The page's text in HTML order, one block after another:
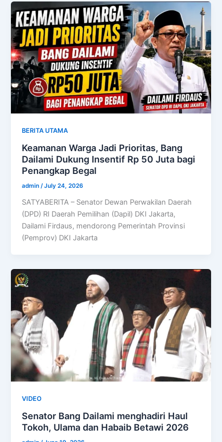
BERITA UTAMA
Keamanan Warga Jadi Prioritas, Bang
Dailami Dukung Insentif Rp 50 Juta bagi
Penangkap Begal
admin /July 24, 2026
SATYABERITA – Senator Dewan Perwakilan Daerah
(DPD) RI Daerah Pemilihan (Dapil) DKI Jakarta,
Dailami Firdaus, mendorong Pemerintah Provinsi
(Pemprov) DKI Jakarta
VIDEO
Senator Bang Dailami menghadiri Haul
Tokoh, Ulama dan Habaib Betawi 2026